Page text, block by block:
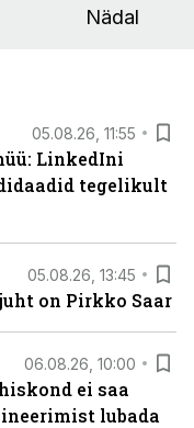
Nädal
05.08.26, 11:55
LinkedIni
tegelikult
05.08.26, 13:45
on Pirkko Saar
06.08.26, 10:00
ei saa
lubada